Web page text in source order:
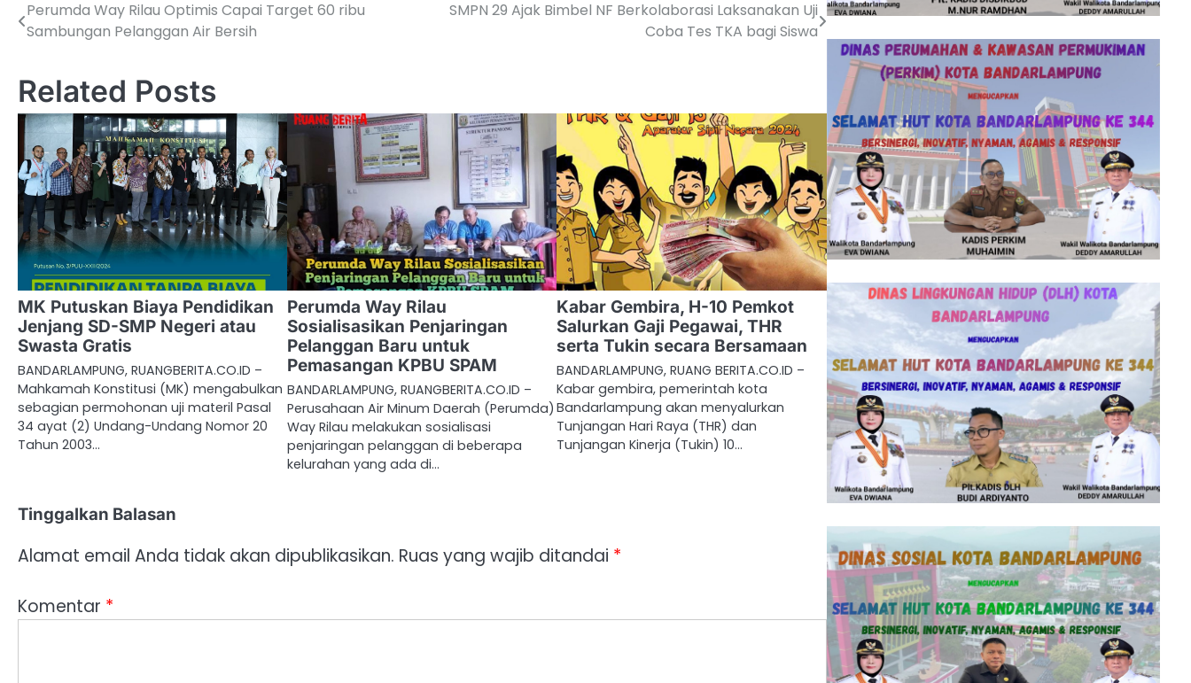
Navigasi
Perumda Way Rilau Optimis Capai Target 60 ribu
Sambungan Pelanggan Air Bersih
SMPN 29 Ajak Bimbel NF Berkolaborasi Laksanakan Uji
Coba Tes TKA bagi Siswa
Related Posts
MK Putuskan Biaya Pendidikan
Jenjang SD-SMP Negeri atau
Swasta Gratis
BANDARLAMPUNG, RUANGBERITA.CO.ID –
Mahkamah Konstitusi (MK) mengabulkan
sebagian permohonan uji materil Pasal
34 ayat (2) Undang-Undang Nomor 20
Tahun 2003…
Perumda Way Rilau
Sosialisasikan Penjaringan
Pelanggan Baru untuk
Pemasangan KPBU SPAM
BANDARLAMPUNG, RUANGBERITA.CO.ID –
Perusahaan Air Minum Daerah (Perumda)
Way Rilau melakukan sosialisasi
penjaringan pelanggan di beberapa
kelurahan yang ada di…
Kabar Gembira, H-10 Pemkot
Salurkan Gaji Pegawai, THR
serta Tukin secara Bersamaan
BANDARLAMPUNG, RUANG BERITA.CO.ID –
Kabar gembira, pemerintah kota
Bandarlampung akan menyalurkan
Tunjangan Hari Raya (THR) dan
Tunjangan Kinerja (Tukin) 10…
Tinggalkan Balasan
Alamat email Anda tidak akan dipublikasikan. Ruas yang wajib ditandai *
Komentar *